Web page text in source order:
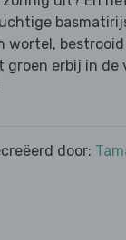
wortel,
groen erbij in de
door: